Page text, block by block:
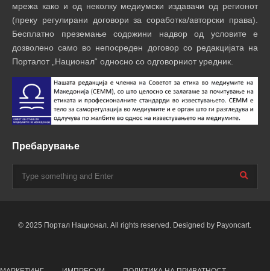
мрежа како и од неколку медиумски издавачи од регионот
(преку регулирани договори за соработка/авторски права).
Бесплатно преземање содржини надвор од условите е
дозволено само во непосреден договор со редакцијата на
Порталот „Национал“ односно со одговорниот уредник.
Пребарување
© 2025 Портал Национал. All rights reserved. Designed by Payoncart.